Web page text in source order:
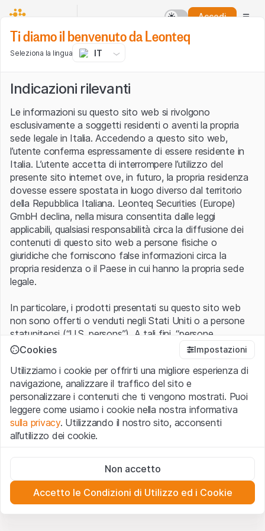
Accedi
Ti diamo il benvenuto da Leonteq
Seleziona la lingua IT
Indicazioni rilevanti
Le informazioni su questo sito web si rivolgono
esclusivamente a soggetti residenti o aventi la propria
sede legale in Italia. Accedendo a questo sito web,
l’utente conferma espressamente di essere residente in
Italia. L’utente accetta di interrompere l’utilizzo del
presente sito internet ove, in futuro, la propria residenza
dovesse essere spostata in luogo diverso dal territorio
della Repubblica Italiana. Leonteq Securities (Europe)
GmbH declina, nella misura consentita dalle leggi
applicabili, qualsiasi responsabilità circa la diffusione dei
contenuti di questo sito web a persone fisiche o
giuridiche che forniscono false informazioni circa la
propria residenza o il Paese in cui hanno la propria sede
legale.
In particolare, i prodotti presentati su questo sito web
non sono offerti o venduti negli Stati Uniti o a persone
statunitensi (“U.S. persons”). A tali fini, “persone
statunitensi” vanno intese nel significato ad esse ascritto
1933 che include le persone residenti negli Stati Uniti
d’America, le società per azioni e le altre forme societarie
americane.
Condizioni di utilizzo e informazioni legali
Con l’accesso al sito web (di seguito, il “Sito”) si dichiara
avvertenze importanti e le condizioni di utilizzo ivi rese
siano accettate, l’utente è tenuto ad interrompere
l’utilizzo del presente Sito.
Cookies Impostazioni
Utilizziamo i cookie per offrirti una migliore esperienza di
navigazione, analizzare il traffico del sito e
personalizzare i contenuti che ti vengono mostrati. Puoi
leggere come usiamo i cookie nella nostra informativa
sulla privacy. Utilizzando il nostro sito, acconsenti
all’utilizzo dei cookie.
Questi cookie sono necessari per il funzionamento del sito
web e non possono essere disattivati.
Cookie analitici
Questi cookie monitorano in forma anonima le interazioni
Non accetto
Accetto le Condizioni di Utilizzo ed i Cookie